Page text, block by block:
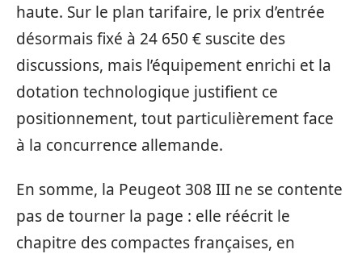
haute. Sur le plan tarifaire, le prix d’entrée
désormais fixé à 24 650 € suscite des
discussions, mais l’équipement enrichi et la
dotation technologique justifient ce
positionnement, tout particulièrement face
à la concurrence allemande.
En somme, la Peugeot 308 III ne se contente
pas de tourner la page : elle réécrit le
chapitre des compactes françaises, en